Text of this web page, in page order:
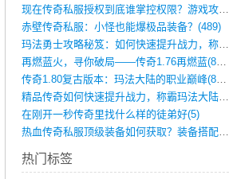
现在传奇私服授权到底谁掌控权限？游戏攻略(789)
赤壁传奇私服：小怪也能爆极品装备？(489)
玛法勇士攻略秘笈：如何快速提升战力，称霸(717)
再燃蓝火，寻你破局——传奇1.76再燃蓝(893)
传奇1.80复古版本：玛法大陆的职业巅峰(873)
精品传奇如何快速提升战力，称霸玛法大陆？(392)
在刚开一秒传奇里找什么样的徒弟好(5)
热血传奇私服顶级装备如何获取？装备搭配与(688)
热门标签